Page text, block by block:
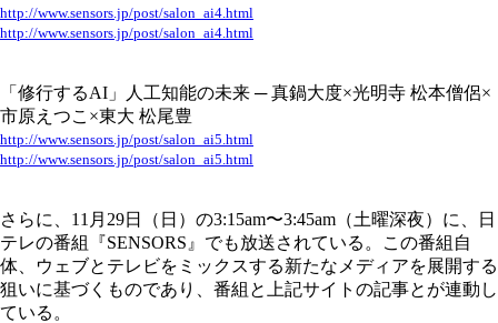
http://www.sensors.jp/post/salon_ai4.html
http://www.sensors.jp/post/salon_ai4.html
「修行するAI」人工知能の未来 ─ 真鍋大度×光明寺 松本僧侶×
市原えつこ×東大 松尾豊
http://www.sensors.jp/post/salon_ai5.html
http://www.sensors.jp/post/salon_ai5.html
さらに、11月29日（日）の3:15am〜3:45am（土曜深夜）に、日
テレの番組『SENSORS』でも放送されている。この番組自
体、ウェブとテレビをミックスする新たなメディアを展開する
狙いに基づくものであり、番組と上記サイトの記事とが連動し
ている。